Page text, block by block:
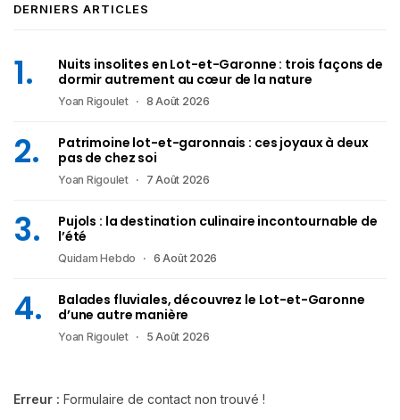
DERNIERS ARTICLES
Nuits insolites en Lot-et-Garonne : trois façons de
dormir autrement au cœur de la nature
Yoan Rigoulet 8 Août 2026
Patrimoine lot-et-garonnais : ces joyaux à deux
pas de chez soi
Yoan Rigoulet 7 Août 2026
Pujols : la destination culinaire incontournable de
l’été
Quidam Hebdo 6 Août 2026
Balades fluviales, découvrez le Lot-et-Garonne
d’une autre manière
Yoan Rigoulet 5 Août 2026
Erreur : Formulaire de contact non trouvé !